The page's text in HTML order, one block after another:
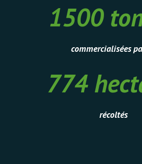
1500
commercialisées
774
récoltés